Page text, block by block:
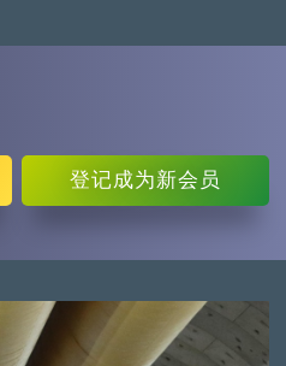
登记成为新会员